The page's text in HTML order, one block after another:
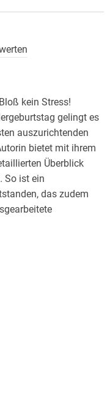
kein Stress!
gelingt es
auszurichtenden
bietet mit ihrem
Überblick
So ist ein
das zudem
, Bastel- und